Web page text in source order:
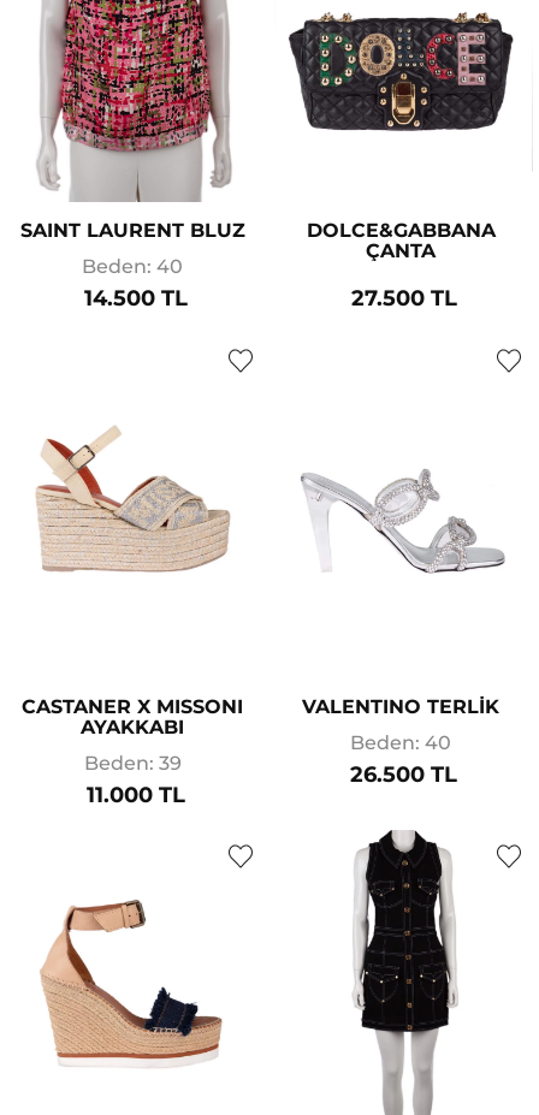
SAINT LAURENT BLUZ
Beden: 40
14.500 TL
DOLCE&GABBANA
ÇANTA
27.500 TL
CASTANER X MISSONI
AYAKKABI
Beden: 39
11.000 TL
VALENTINO TERLİK
Beden: 40
26.500 TL